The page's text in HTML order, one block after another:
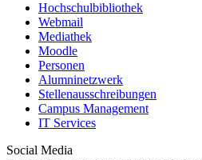
Hochschulbibliothek
Webmail
Mediathek
Moodle
Personen
Alumninetzwerk
Stellenausschreibungen
Campus Management
IT Services
Social Media